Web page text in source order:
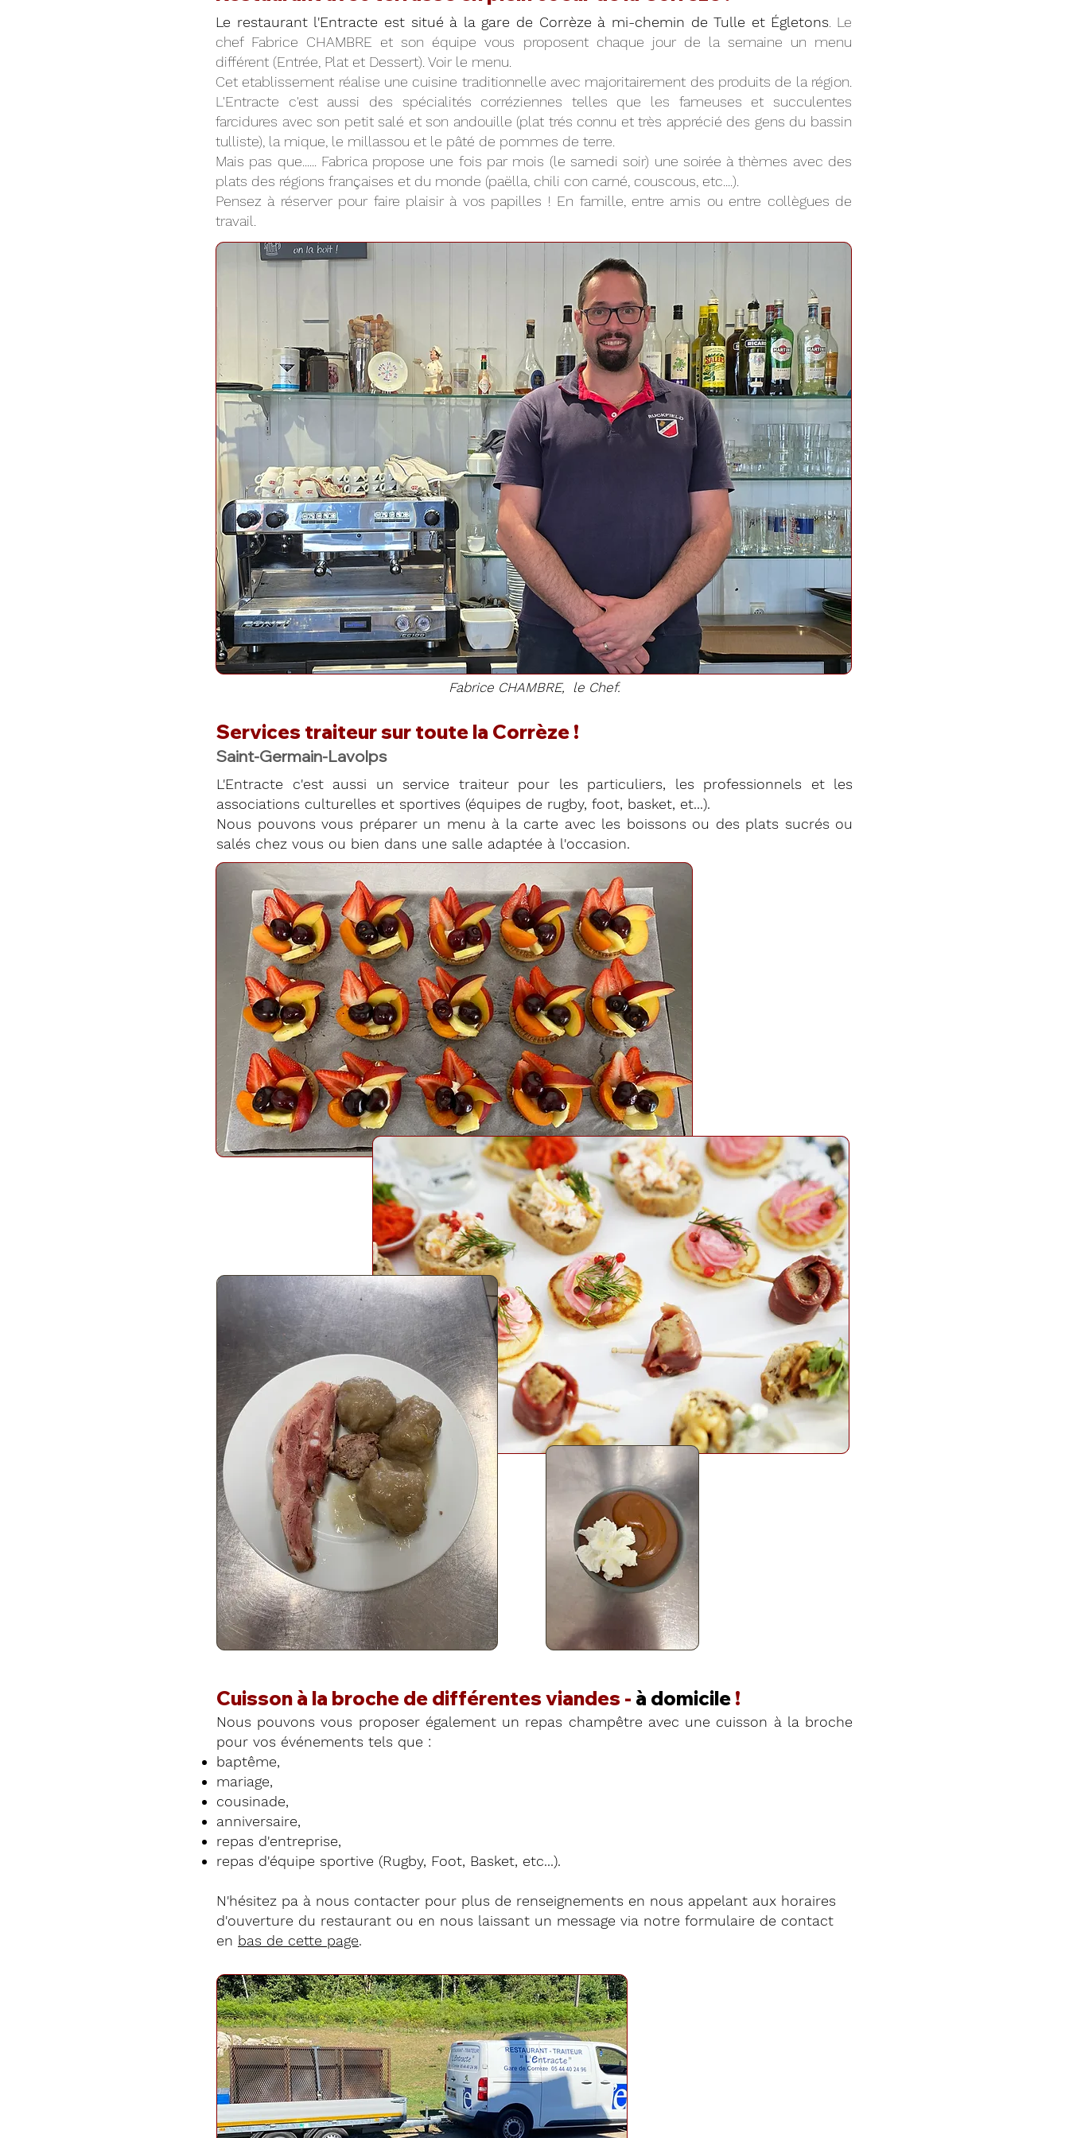
Le restaurant l'Entracte est situé à la gare de Corrèze à mi-chemin de Tulle et Égletons . Le
chef Fabrice CHAMBRE et son équipe vous proposent chaque jour de la semaine un menu
différent (Entrée, Plat et Dessert). Voir le menu.
Cet etablissement réalise une cuisine traditionnelle avec majoritairement des produits de la région.
L'Entracte c'est aussi des spécialités corréziennes telles que les fameuses et succulentes
farcidures avec son petit salé et son andouille (plat trés connu et très apprécié des gens du bassin
tulliste), la mique, le millassou et le pâté de pommes de terre.
Mais pas que...... Fabrica propose une fois par mois (le samedi soir) une soirée à thèmes avec des
plats des régions françaises et du monde (paëlla, chili con carné, couscous, etc....).
Pensez à réserver pour faire plaisir à vos papilles ! En famille, entre amis ou entre collègues de
travail.
Fabrice CHAMBRE, le Chef.
Services traiteur sur toute la Corrèze !
Saint-Germain-Lavolps
L'Entracte c'est aussi un service traiteur pour les particuliers, les professionnels et les
associations culturelles et sportives (équipes de rugby, foot, basket, et...).
Nous pouvons vous préparer un menu à la carte avec les boissons ou des plats sucrés ou
salés chez vous ou bien dans une salle adaptée à l'occasion.
Cuisson à la broche de différentes viandes - à domicile !
Nous pouvons vous proposer également un repas champêtre avec une cuisson à la broche
pour vos événements tels que :
baptême,
mariage,
cousinade,
anniversaire,
repas d'entreprise,
repas d'équipe sportive (Rugby, Foot, Basket, etc...).
N'hésitez pa à nous contacter pour plus de renseignements en nous appelant aux horaires
d'ouverture du restaurant ou en nous laissant un message via notre formulaire de contact
en bas de cette page.